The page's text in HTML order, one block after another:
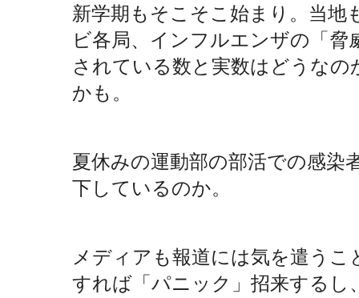
新学期もそこそこ始まり。当地
ビ各局、インフルエンザの「脅
されている数と実数はどうな
かも。
夏休みの運動部の部活での感染
下しているのか。
メディアも報道には気を遣う
すれば「パニック」招来するし